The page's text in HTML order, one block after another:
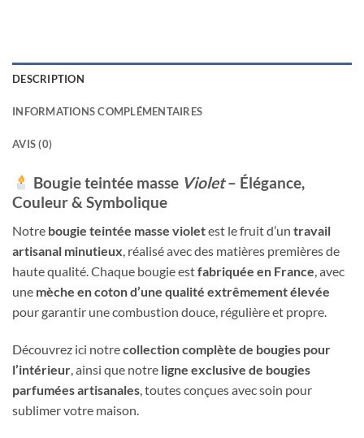
DESCRIPTION
INFORMATIONS COMPLÉMENTAIRES
AVIS (0)
Bougie teintée masse Violet– Élégance,
Couleur & Symbolique
Notre bougie teintée masse violetest le fruit d’un travail
artisanal minutieux, réalisé avec des matières premières de
haute qualité. Chaque bougie estfabriquée en France, avec
une mèche en coton d’une qualité extrêmement élevée
pour garantir une combustion douce, régulière et propre.
Découvrez ici notrecollection complète de bougies pour
l’intérieur , ainsi que notre ligne exclusive de bougies
parfumées artisanales , toutes conçues avec soin pour
sublimer votre maison.